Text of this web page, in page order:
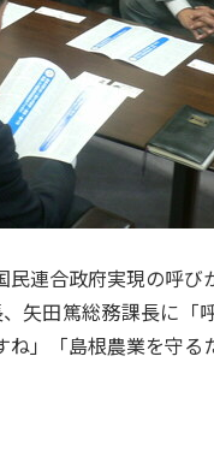
連合政府実現の呼び
田篤総務課長に「
」「島根農業を守る